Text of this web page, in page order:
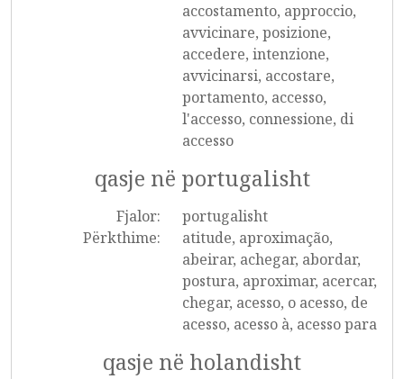
accostamento, approccio,
avvicinare, posizione,
accedere, intenzione,
avvicinarsi, accostare,
portamento, accesso,
l'accesso, connessione, di
accesso
qasje në portugalisht
Fjalor:
portugalisht
Përkthime:
atitude, aproximação,
abeirar, achegar, abordar,
postura, aproximar, acercar,
chegar, acesso, o acesso, de
acesso, acesso à, acesso para
qasje në holandisht